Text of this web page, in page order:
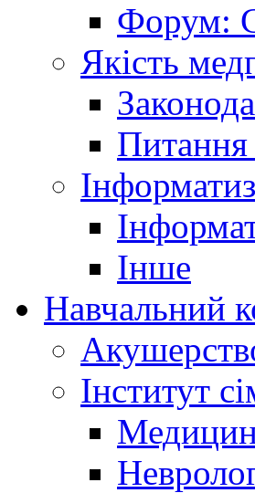
Форум:
Якість
Питання
Інше
Навчальний
Інститут